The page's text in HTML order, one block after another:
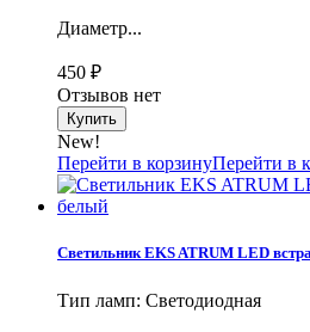
Диаметр...
450 ₽
Отзывов нет
New!
Перейти в корзинуПерейти в
Светильник EKS ATRUM LED
Тип ламп: Светодиодная